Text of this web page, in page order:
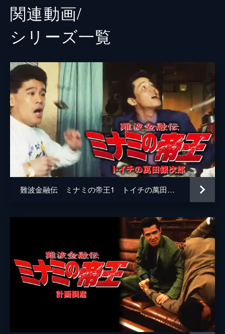
関連動画/
シリーズ⼀覧
難波金融伝 ミナミの帝王1 トイチの萬田銀次郎